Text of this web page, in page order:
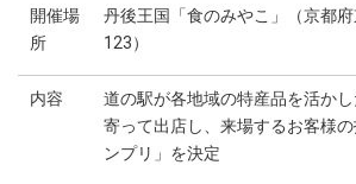
開催場
所
丹後王国「食のみやこ」（京都
123）
内容
道の駅が各地域の特産品を活か
寄って出店し、来場するお客様
ンプリ」を決定